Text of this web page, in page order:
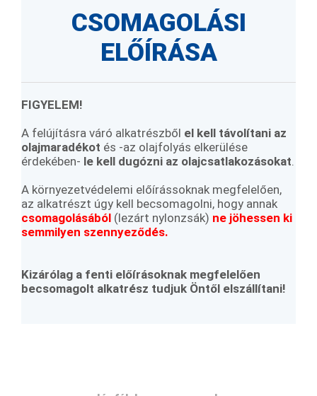
CSOMAGOLÁSI
ELŐÍRÁSA
FIGYELEM!
A felújításra váró alkatrészből el kell távolítani az
olajmaradékot és -az olajfolyás elkerülése
érdekében- le kell dugózni az olajcsatlakozásokat.
A környezetvédelemi előírássoknak megfelelően,
az alkatrészt úgy kell becsomagolni, hogy annak
csomagolásából (lezárt nylonzsák) ne jöhessen ki
semmilyen szennyeződés.
Kizárólag a fenti előírásoknak megfelelően
becsomagolt alkatrész tudjuk Öntől elszállítani!